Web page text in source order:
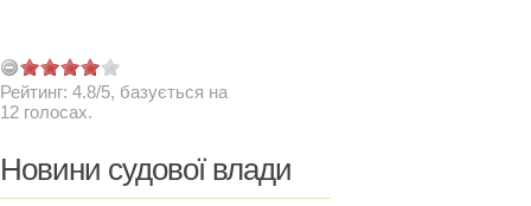
Рейтинг: 4.8/5, базується на
12 голосах.
Новини судової влади